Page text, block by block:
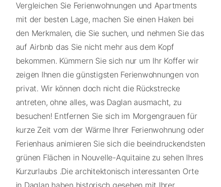
Vergleichen Sie Ferienwohnungen und Apartments
mit der besten Lage, machen Sie einen Haken bei
den Merkmalen, die Sie suchen, und nehmen Sie das
auf Airbnb das Sie nicht mehr aus dem Kopf
bekommen. Kümmern Sie sich nur um Ihr Koffer wir
zeigen Ihnen die günstigsten Ferienwohnungen von
privat. Wir können doch nicht die Rückstrecke
antreten, ohne alles, was Daglan ausmacht, zu
besuchen! Entfernen Sie sich im Morgengrauen für
kurze Zeit vom der Wärme Ihrer Ferienwohnung oder
Ferienhaus animieren Sie sich die beeindruckendsten
grünen Flächen in Nouvelle-Aquitaine zu sehen Ihres
Kurzurlaubs .Die architektonisch interessanten Orte